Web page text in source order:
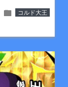
folder コルド大王